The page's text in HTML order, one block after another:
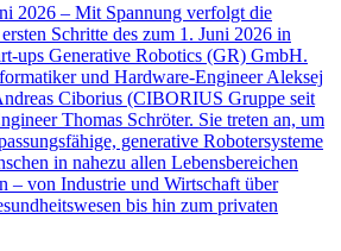
2026 – Mit Spannung verfolgt die
Schritte des zum 1. Juni 2026 in
ups Generative Robotics (GR) GmbH.
und Hardware-Engineer Aleksej
Ciborius (CIBORIUS Gruppe seit
Thomas Schröter. Sie treten an, um
generative Robotersysteme
in nahezu allen Lebensbereichen
– von Industrie und Wirtschaft über
bis hin zum privaten